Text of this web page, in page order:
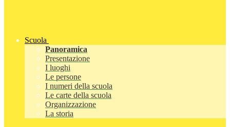
Scuola
Panoramica
Presentazione
I luoghi
Le persone
I numeri della scuola
Le carte della scuola
Organizzazione
La storia